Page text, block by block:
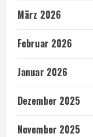
März 2026
Februar 2026
Januar 2026
Dezember 2025
November 2025